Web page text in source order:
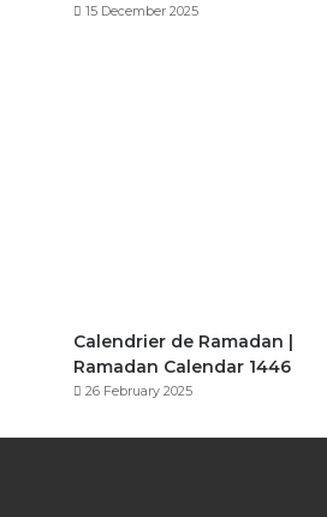
15 December 2025
Calendrier de Ramadan |
Ramadan Calendar 1446
26 February 2025